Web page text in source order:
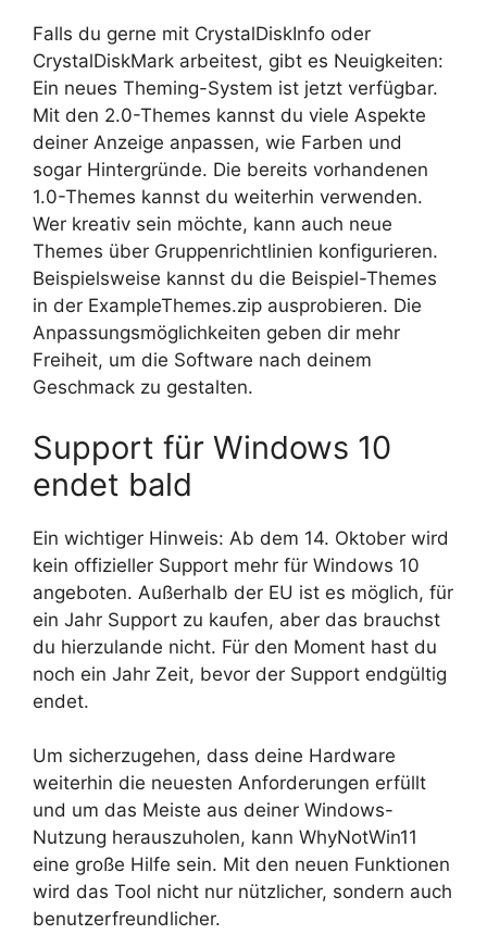
Falls du gerne mit CrystalDiskInfo oder
CrystalDiskMark arbeitest, gibt es Neuigkeiten:
Ein neues Theming-System ist jetzt verfügbar.
Mit den 2.0-Themes kannst du viele Aspekte
deiner Anzeige anpassen, wie Farben und
sogar Hintergründe. Die bereits vorhandenen
1.0-Themes kannst du weiterhin verwenden.
Wer kreativ sein möchte, kann auch neue
Themes über Gruppenrichtlinien konfigurieren.
Beispielsweise kannst du die Beispiel-Themes
in der ExampleThemes.zip ausprobieren. Die
Anpassungsmöglichkeiten geben dir mehr
Freiheit, um die Software nach deinem
Geschmack zu gestalten.
Support für Windows 10
endet bald
Ein wichtiger Hinweis: Ab dem 14. Oktober wird
kein offizieller Support mehr für Windows 10
angeboten. Außerhalb der EU ist es möglich, für
ein Jahr Support zu kaufen, aber das brauchst
du hierzulande nicht. Für den Moment hast du
noch ein Jahr Zeit, bevor der Support endgültig
endet.
Um sicherzugehen, dass deine Hardware
weiterhin die neuesten Anforderungen erfüllt
und um das Meiste aus deiner Windows-
Nutzung herauszuholen, kann WhyNotWin11
eine große Hilfe sein. Mit den neuen Funktionen
wird das Tool nicht nur nützlicher, sondern auch
benutzerfreundlicher.